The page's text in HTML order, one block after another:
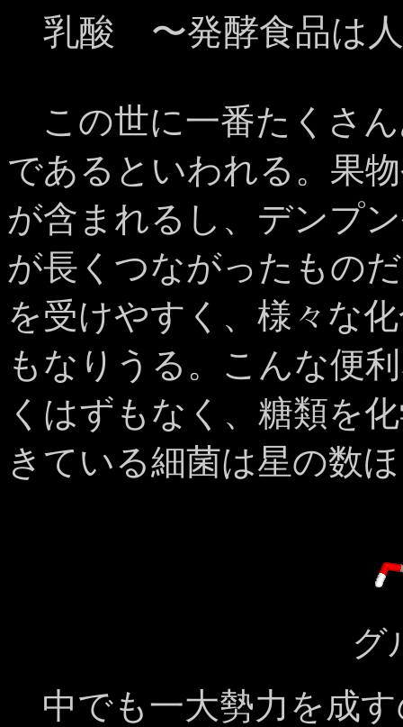
乳酸 〜発酵食品は人
この世に一番たくさ
であるといわれる。果
が含まれるし、デンプ
が長くつながったもの
を受けやすく、様々な
もなりうる。こんな便
くはずもなく、糖類を
きている細菌は星の数
グ
中でも一大勢力を成